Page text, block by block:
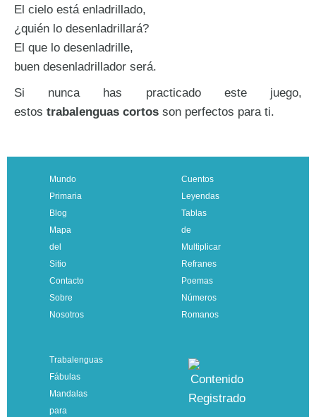
El cielo está enladrillado,
¿quién lo desenladrillará?
El que lo desenladrille,
buen desenladrillador será.
Si nunca has practicado este juego,
estos trabalenguas cortos son perfectos para ti.
Mundo
Primaria
Blog
Mapa
del
Sitio
Contacto
Sobre
Nosotros
Cuentos
Leyendas
Tablas
de
Multiplicar
Refranes
Poemas
Números
Romanos
Trabalenguas
Fábulas
Mandalas
para